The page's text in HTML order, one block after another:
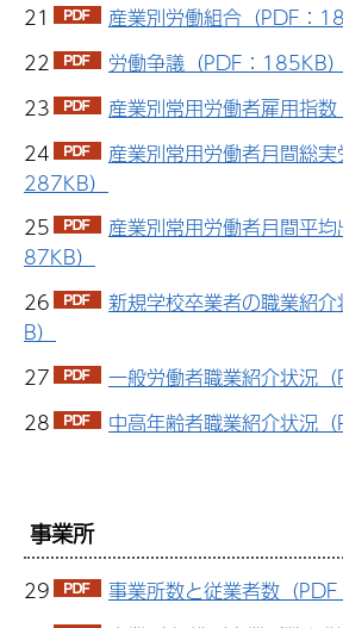
21
産業別労働組合（PDF：
22
労働争議（PDF：185KB）
23
産業別常用労働者雇用指
24
産業別常用労働者月間総実
287KB）
25
産業別常用労働者月間平
87KB）
26
新規学校卒業者の職業紹
B）
27
一般労働者職業紹介状況（
28
中高年齢者職業紹介状況
事業所
29
事業所数と従業者数（PDF